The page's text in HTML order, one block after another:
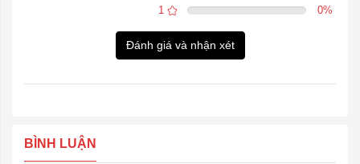
1
0%
Đánh giá và nhận xét
BÌNH LUẬN